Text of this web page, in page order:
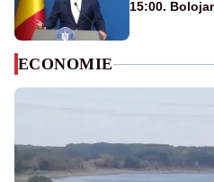
15:00.
ECONOMIE